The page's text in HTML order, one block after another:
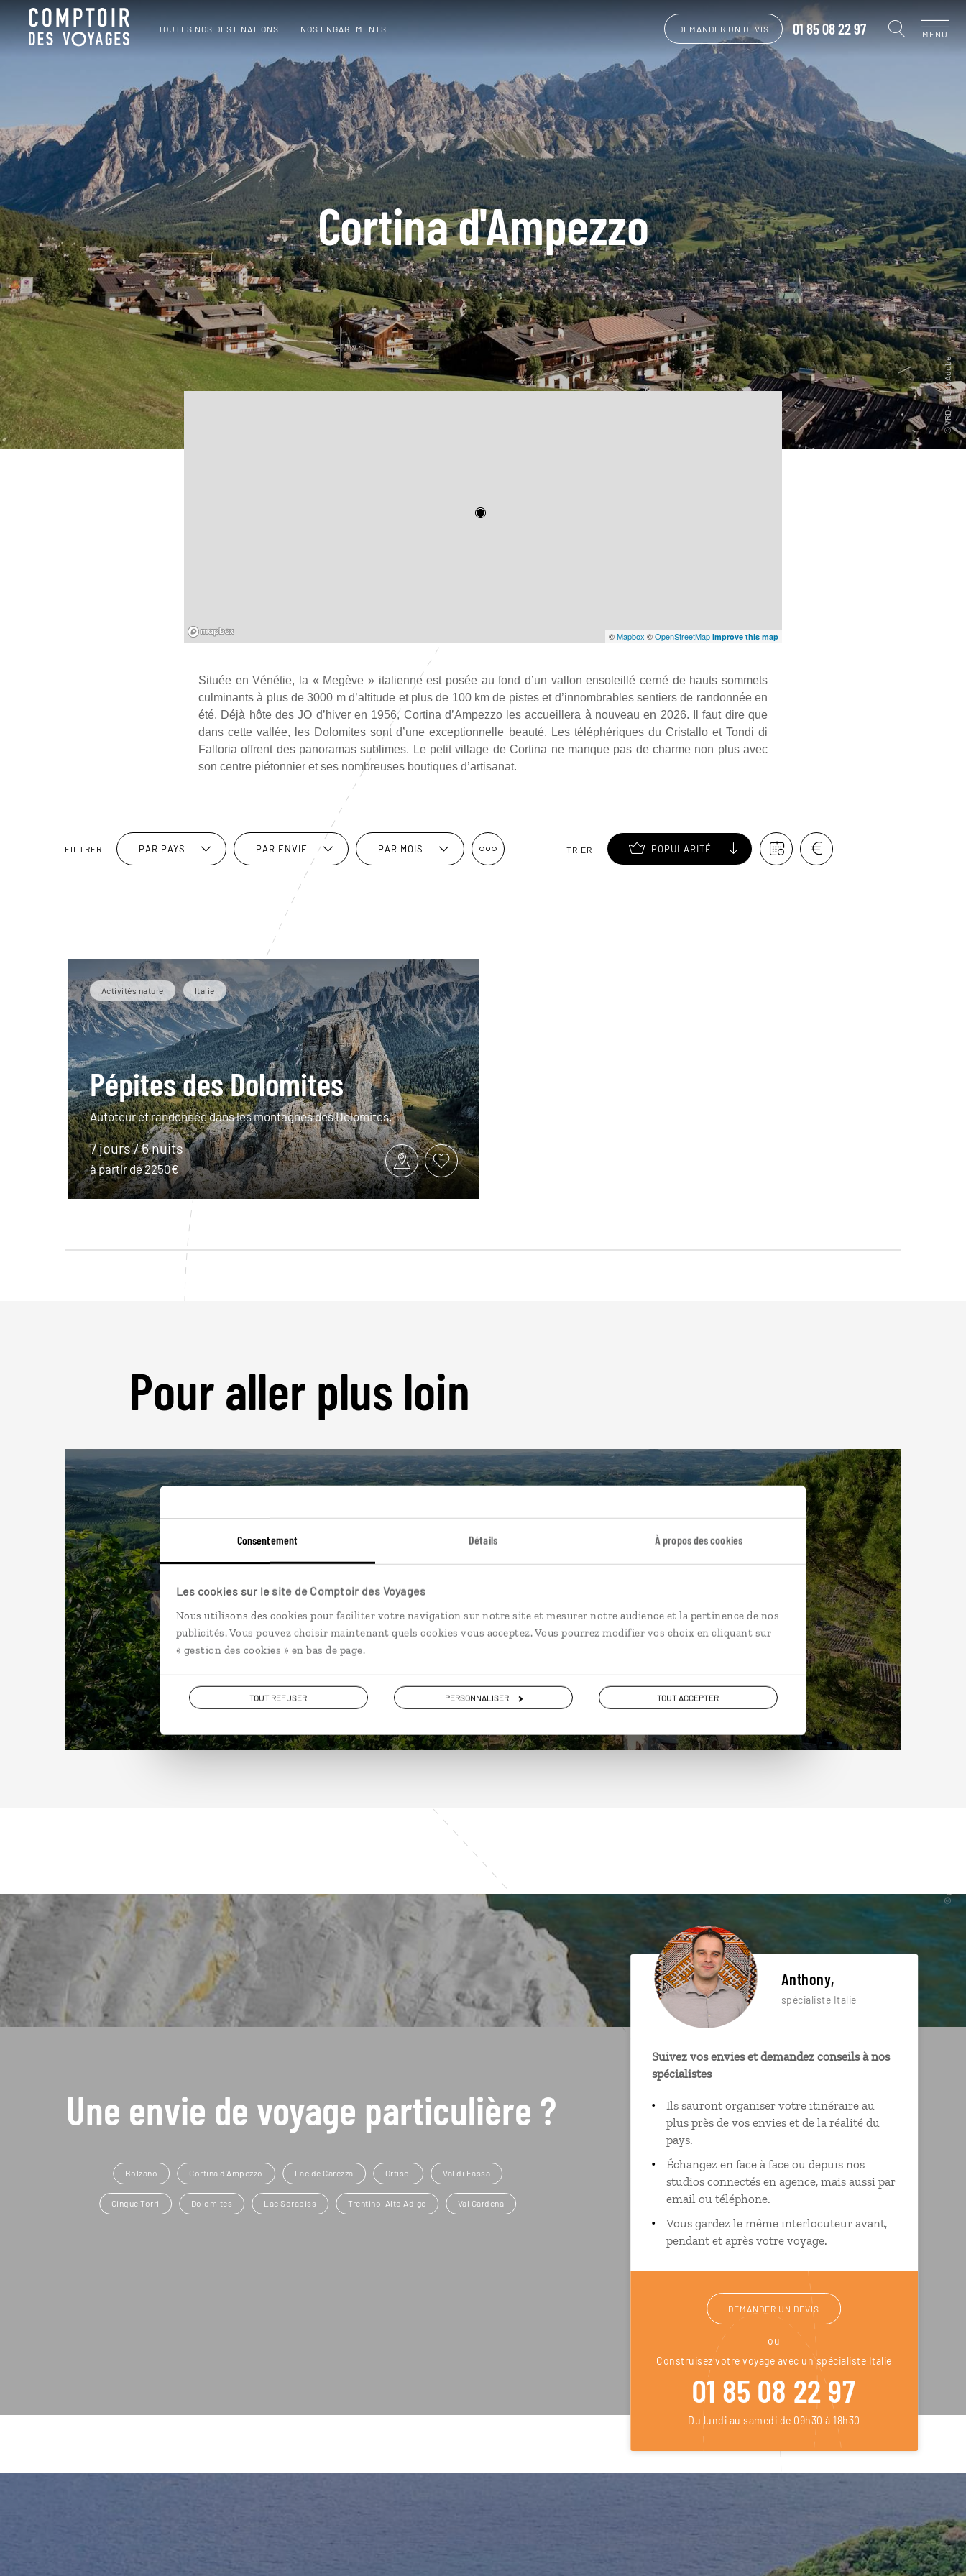
Consentement Détails À propos des cookies
Les cookies sur le site de Comptoir des Voyages
Nous utilisons des cookies pour faciliter votre navigation sur notre site et mesurer notre audience et la pertinence de nos
publicités. Vous pouvez choisir maintenant quels cookies vous acceptez. Vous pourrez modifier vos choix en cliquant sur
« gestion des cookies » en bas de page.
TOUT REFUSER PERSONNALISER TOUT ACCEPTER
TOUTES NOS DESTINATIONS NOS ENGAGEMENTS DEMANDER UN DEVIS 01 85 08 22 97 MENU
Cortina d'Ampezzo
©Mapbox ©OpenStreetMap Improve this map
Située en Vénétie, la « Megève » italienne est posée au fond d’un vallon ensoleillé cerné de hauts sommets
culminants à plus de 3000 m d’altitude et plus de 100 km de pistes et d’innombrables sentiers de randonnée en
été. Déjà hôte des JO d’hiver en 1956, Cortina d’Ampezzo les accueillera à nouveau en 2026. Il faut dire que
dans cette vallée, les Dolomites sont d’une exceptionnelle beauté. Les téléphériques du Cristallo et Tondi di
Falloria offrent des panoramas sublimes. Le petit village de Cortina ne manque pas de charme non plus avec
son centre piétonnier et ses nombreuses boutiques d’artisanat.
FILTRER PAR PAYS PAR ENVIE PAR MOIS TRIER POPULARITÉ
Activités nature Italie
Pépites des Dolomites
Autotour et randonnée dans les montagnes des Dolomites.
7 jours / 6 nuits
à partir de 2250€
Pour aller plus loin
Nos 46 idées de voyage
Italie
Une envie de voyage particulière ?
Bolzano Cortina d'Ampezzo Lac de Carezza Ortisei Val di Fassa
Cinque Torri Dolomites Lac Sorapiss Trentino-Alto Adige Val Gardena
Anthony,
spécialiste Italie
Suivez vos envies et demandez conseils à nos
spécialistes
Ils sauront organiser votre itinéraire au
plus près de vos envies et de la réalité du
pays.
Échangez en face à face ou depuis nos
studios connectés en agence, mais aussi par
email ou téléphone.
Vous gardez le même interlocuteur avant,
pendant et après votre voyage.
DEMANDER UN DEVIS
ou
Construisez votre voyage avec un spécialiste Italie
01 85 08 22 97
Du lundi au samedi de 09h30 à 18h30